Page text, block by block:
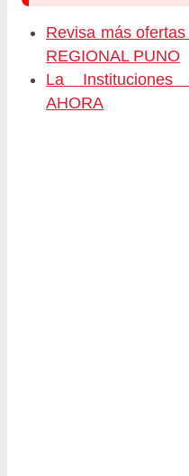
Revisa más
REGIONAL PUNO
La Instituciones
AHORA